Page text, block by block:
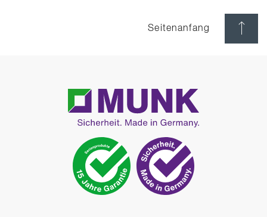
Seitenanfang